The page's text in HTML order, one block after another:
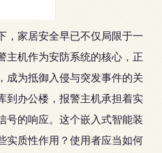
，家居安全早已不仅局限于一
主机作为安防系统的核心，正
成为抵御入侵与突发事件的关
到办公楼，报警主机承担着实
号的响应。这个嵌入式智能装
实质性作用？使用者应当如何